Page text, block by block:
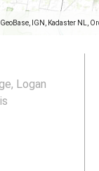
IGN, Kadaster
Logan